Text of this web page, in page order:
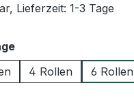
Lieferzeit: 1-3 Tage
auswählen
4 Rollen 6 Rollen